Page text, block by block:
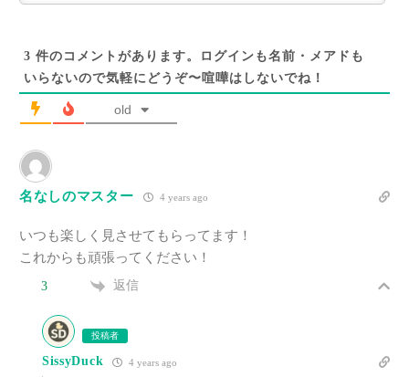
3 件のコメントがあります。ログインも名前・メアドも
いらないので気軽にどうぞ〜喧嘩はしないでね！
old
名なしのマスター 4 years ago
いつも楽しく見させてもらってます！
これからも頑張ってください！
3 返信
投稿者
SissyDuck 4 years ago